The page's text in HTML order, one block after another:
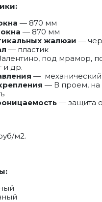
— 870 мм
— 870 мм
жалюзи —
— пластик
под мрамор,
и др.
— механический
— В проем, на
— защита
м2.